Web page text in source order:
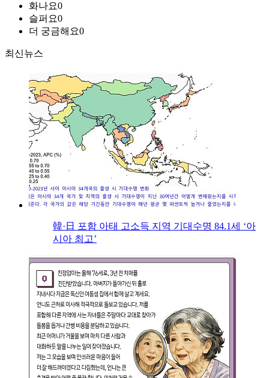
화나요0
슬퍼요0
더 궁금해요0
최신뉴스
韓·日 포함 아태 고소득 지역 기대수명 84.1세 ‘아
시아 최고’